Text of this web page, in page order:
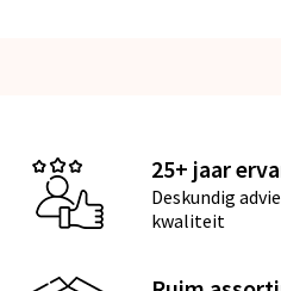
25+ jaar
Deskundig
kwaliteit